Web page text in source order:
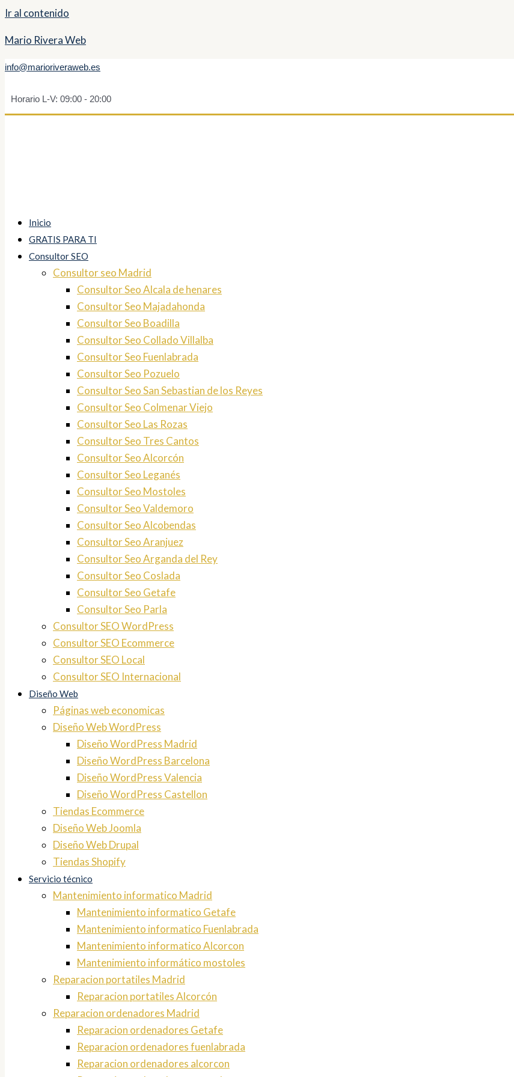
Ir al contenido
Mario Rivera Web
info@marioriveraweb.es
Horario L-V: 09:00 - 20:00
Inicio
GRATIS PARA TI
Consultor SEO
Consultor seo Madrid
Consultor Seo Alcala de henares
Consultor Seo Majadahonda
Consultor Seo Boadilla
Consultor Seo Collado Villalba
Consultor Seo Fuenlabrada
Consultor Seo Pozuelo
Consultor Seo San Sebastian de los Reyes
Consultor Seo Colmenar Viejo
Consultor Seo Las Rozas
Consultor Seo Tres Cantos
Consultor Seo Alcorcón
Consultor Seo Leganés
Consultor Seo Mostoles
Consultor Seo Valdemoro
Consultor Seo Alcobendas
Consultor Seo Aranjuez
Consultor Seo Arganda del Rey
Consultor Seo Coslada
Consultor Seo Getafe
Consultor Seo Parla
Consultor SEO WordPress
Consultor SEO Ecommerce
Consultor SEO Local
Consultor SEO Internacional
Diseño Web
Páginas web economicas
Diseño Web WordPress
Diseño WordPress Madrid
Diseño WordPress Barcelona
Diseño WordPress Valencia
Diseño WordPress Castellon
Tiendas Ecommerce
Diseño Web Joomla
Diseño Web Drupal
Tiendas Shopify
Servicio técnico
Mantenimiento informatico Madrid
Mantenimiento informatico Getafe
Mantenimiento informatico Fuenlabrada
Mantenimiento informatico Alcorcon
Mantenimiento informático mostoles
Reparacion portatiles Madrid
Reparacion portatiles Alcorcón
Reparacion ordenadores Madrid
Reparacion ordenadores Getafe
Reparacion ordenadores fuenlabrada
Reparacion ordenadores alcorcon